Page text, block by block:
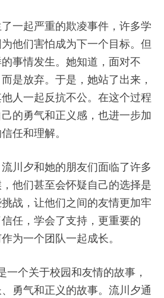
一起严重的欺凌事件，许多学
他们害怕成为下一个目标。但
事情发生。她知道，面对不
是放弃。于是，她站了出来，
人一起反抗不公。在这个过程
的勇气和正义感，也进一步加
任和理解。
川夕和她的朋友们面临了许多
他们甚至会怀疑自己的选择是
战，让他们之间的友情更加牢
任，学会了支持，更重要的
为一个团队一起成长。
一个关于校园和友情的故事，
勇气和正义的故事。流川夕通